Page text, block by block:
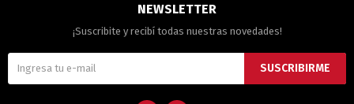
NEWSLETTER
¡Suscribite y recibí todas nuestras novedades!
SUSCRIBIRME